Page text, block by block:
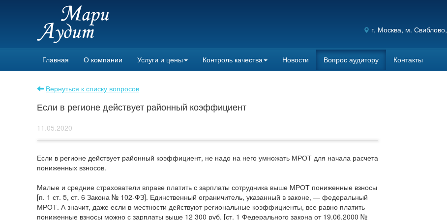
г. Москва, м. Свиблово,
Главная О компании Услуги и цены Контроль качества Новости Вопрос аудитору Контакты
Вернуться к списку вопросов
Если в регионе действует районный коэффициент
11.05.2020
Если в регионе действует районный коэффициент, не надо на него умножать МРОТ для начала расчета
пониженных взносов.
Малые и средние страхователи вправе платить с зарплаты сотрудника выше МРОТ пониженные взносы
[п. 1 ст. 5, ст. 6 Закона № 102-ФЗ]. Единственный ограничитель, указанный в законе, — федеральный
МРОТ. А значит, даже если в местности действуют региональные коэффициенты, все равно платить
пониженные взносы можно с зарплаты выше 12 300 руб. [ст. 1 Федерального закона от 19.06.2000 №